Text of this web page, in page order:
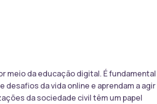
meio da educação digital. É fundamental
da vida online e aprendam a agir
da sociedade civil têm um papel